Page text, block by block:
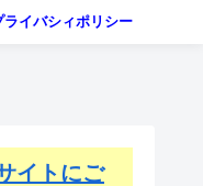
ライバシィポリシー
イトにご